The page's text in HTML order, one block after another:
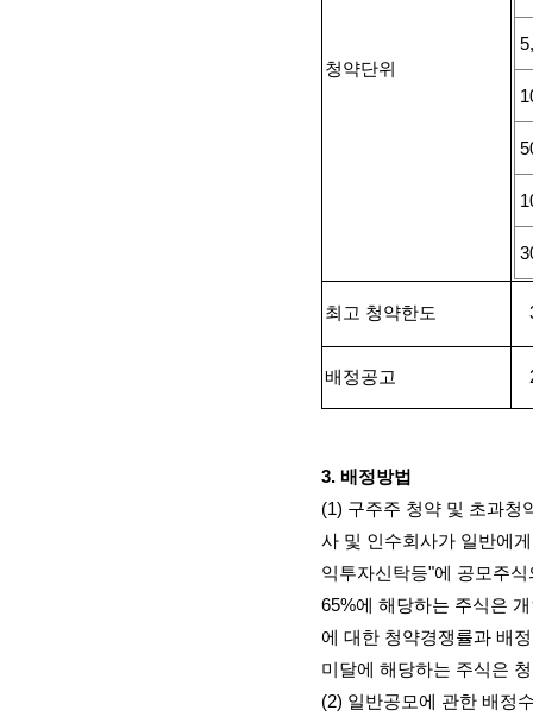
청약단위
최고 청약한도
배정공고
3. 배정방법
(1) 구주주 청약 및 초과청
사 및 인수회사가 일반에
익투자신탁등"에 공모주식
65%에 해당하는 주식은
에 대한 청약경쟁률과 배
미달에 해당하는 주식은
(2) 일반공모에 관한 배정